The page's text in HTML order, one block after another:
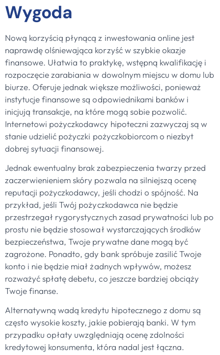
Wygoda
Nową korzyścią płynącą z inwestowania online jest
naprawdę olśniewająca korzyść w szybkie okazje
finansowe. Ułatwia to praktykę, wstępną kwalifikację i
rozpoczęcie zarabiania w dowolnym miejscu w domu lub
biurze. Oferuje jednak większe możliwości, ponieważ
instytucje finansowe są odpowiednikami banków i
inicjują transakcje, na które mogą sobie pozwolić.
Internetowi pożyczkodawcy hipoteczni zazwyczaj są w
stanie udzielić pożyczki pożyczkobiorcom o niezbyt
dobrej sytuacji finansowej.
Jednak ewentualny brak zabezpieczenia twarzy przed
zaczerwienieniem skóry pozwala na silniejszą ocenę
reputacji pożyczkodawcy, jeśli chodzi o spójność. Na
przykład, jeśli Twój pożyczkodawca nie będzie
przestrzegał rygorystycznych zasad prywatności lub po
prostu nie będzie stosował wystarczających środków
bezpieczeństwa, Twoje prywatne dane mogą być
zagrożone. Ponadto, gdy bank spróbuje zasilić Twoje
konto i nie będzie miał żadnych wpływów, możesz
rozważyć spłatę debetu, co jeszcze bardziej obciąży
Twoje finanse.
Alternatywną wadą kredytu hipotecznego z domu są
często wysokie koszty, jakie pobierają banki. W tym
przypadku opłaty uwzględniają ocenę zdolności
kredytowej konsumenta, która nadal jest łączna.